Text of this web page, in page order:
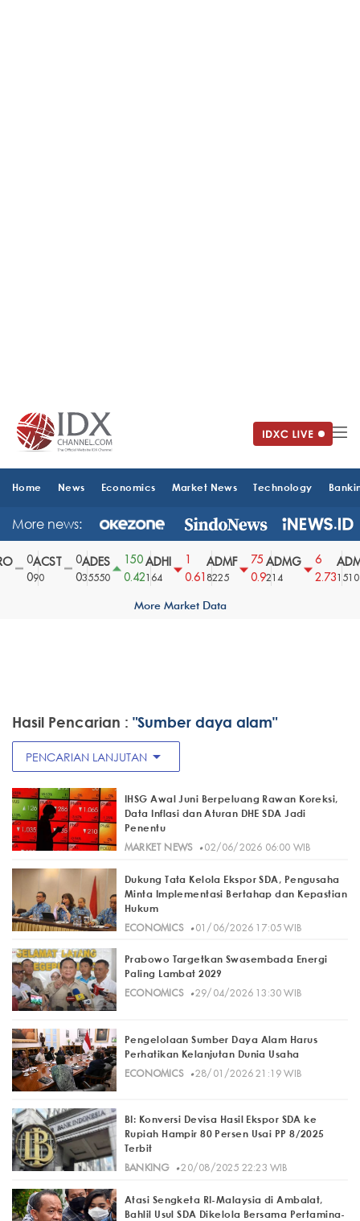
Home News Economics Market News Technology
More news:
ACST
90
ADES
35550
150
0.42
ADHI
164
0.61
ADMF
8225
75
0.9
ADMG
214
2.731510
More Market Data
Hasil Pencarian : "Sumber daya alam"
PENCARIAN LANJUTAN arrow_drop_down
IHSG Awal Juni Berpeluang Rawan Koreksi,
Data Inflasi dan Aturan DHE SDA Jadi
Penentu
MARKET NEWS· 02/06/2026 06:00 WIB
Dukung Tata Kelola Ekspor SDA, Pengusaha
Minta Implementasi Bertahap dan Kepastian
Hukum
ECONOMICS· 01/06/2026 17:05 WIB
Prabowo Targetkan Swasembada Energi
Paling Lambat 2029
ECONOMICS· 29/04/2026 13:30 WIB
Pengelolaan Sumber Daya Alam Harus
Perhatikan Kelanjutan Dunia Usaha
ECONOMICS· 28/01/2026 21:19 WIB
BI: Konversi Devisa Hasil Ekspor SDA ke
Rupiah Hampir 80 Persen Usai PP 8/2025
Terbit
BANKING· 20/08/2025 22:23 WIB
Atasi Sengketa RI-Malaysia di Ambalat,
Bahlil Usul SDA Dikelola Bersama Pertamina-